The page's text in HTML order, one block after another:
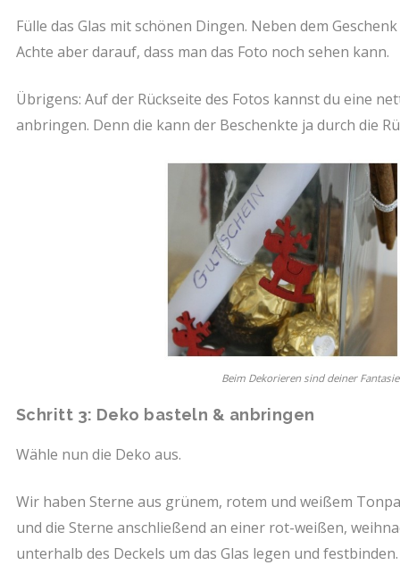
Fülle das Glas mit schönen Dingen. Neben dem
Achte aber darauf, dass man das Foto noch sehen kann.
Übrigens: Auf der Rückseite des Fotos kannst du eine
anbringen. Denn die kann der Beschenkte ja durch die
Beim Dekorieren sind deiner
Schritt 3: Deko basteln & anbringen
Wähle nun die Deko aus.
Wir haben Sterne aus grünem, rotem und weißem
und die Sterne anschließend an einer rot-weißen,
unterhalb des Deckels um das Glas legen und festbinden.